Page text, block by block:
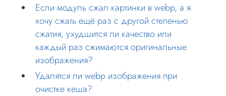
хочу сжать ещё раз с другой степенью
сжатия, ухудшится ли качество или
каждый раз сжимаются оригинальные
изображения?
Удалятся ли webp изображения при
очистке кеша?
Если модуль сжал картинки в webp, а я
хочу сжать ещё раз с другой степенью
сжатия, ухудшится ли качество или
каждый раз сжимаются оригинальные
изображения?
Удалятся ли webp изображения при
очистке кеша?